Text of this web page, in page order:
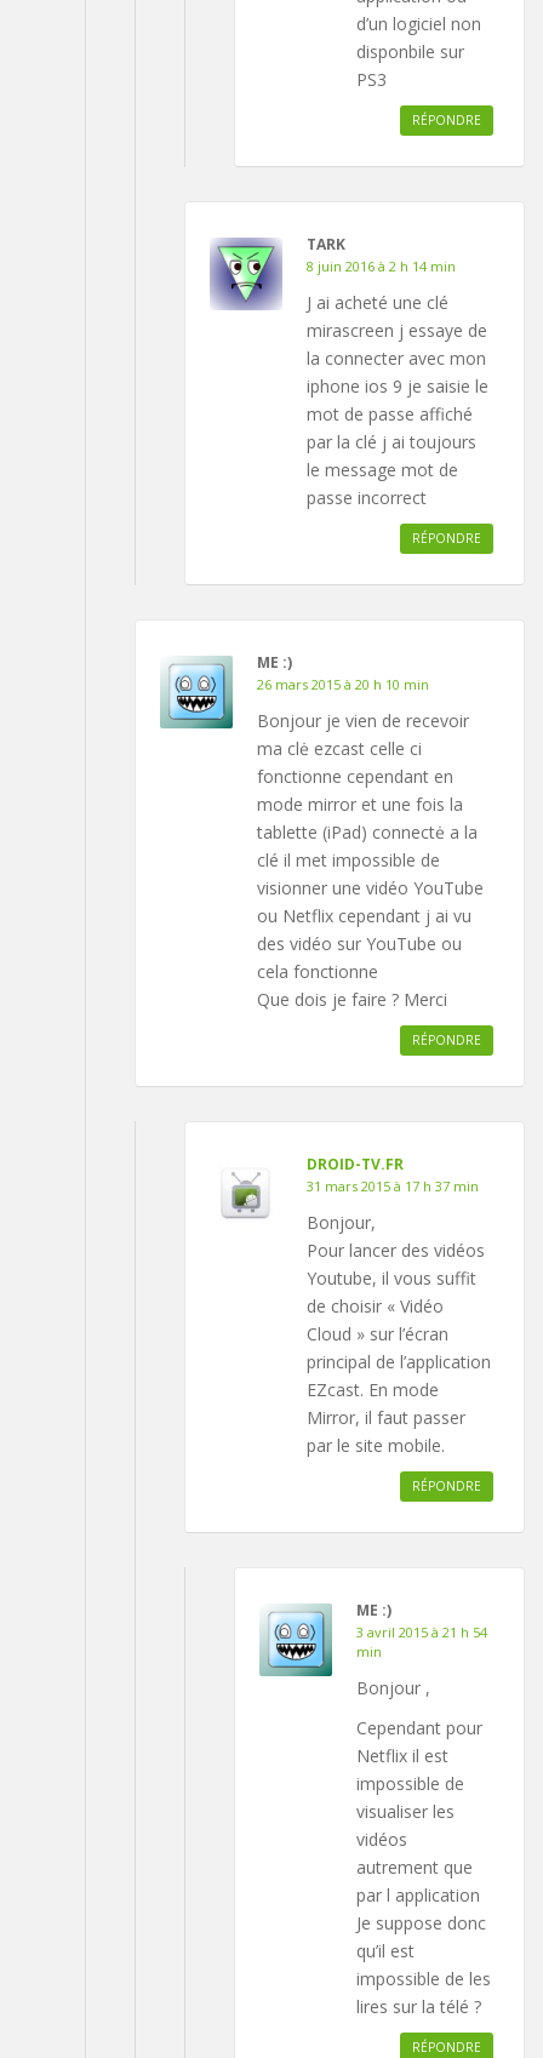
d’un logiciel non
disponbile sur
PS3
RÉPONDRE
TARK
8 juin 2016 à 2 h 14 min
J ai acheté une clé
mirascreen j essaye de
la connecter avec mon
iphone ios 9 je saisie le
mot de passe affiché
par la clé j ai toujours
le message mot de
passe incorrect
RÉPONDRE
ME :)
26 mars 2015 à 20 h 10 min
Bonjour je vien de recevoir
ma clė ezcast celle ci
fonctionne cependant en
mode mirror et une fois la
tablette (iPad) connectė a la
clé il met impossible de
visionner une vidéo YouTube
ou Netflix cependant j ai vu
des vidéo sur YouTube ou
cela fonctionne
Que dois je faire ? Merci
RÉPONDRE
DROID-TV.FR
31 mars 2015 à 17 h 37 min
Bonjour,
Pour lancer des vidéos
Youtube, il vous suffit
de choisir « Vidéo
Cloud » sur l’écran
principal de l’application
EZcast. En mode
Mirror, il faut passer
par le site mobile.
RÉPONDRE
ME :)
3 avril 2015 à 21 h 54
min
Bonjour ,
Cependant pour
Netflix il est
impossible de
visualiser les
vidéos
autrement que
par l application
Je suppose donc
qu’il est
impossible de les
lires sur la télé ?
RÉPONDRE